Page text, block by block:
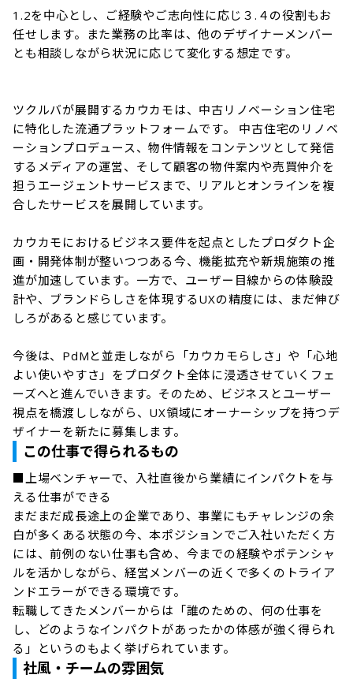
1.2を中心とし、ご経験やご志向性に応じ３.４の役割もお
任せします。また業務の比率は、他のデザイナーメンバー
とも相談しながら状況に応じて変化する想定です。
ツクルバが展開するカウカモは、中古リノベーション住宅
に特化した流通プラットフォームです。 中古住宅のリノベ
ーションプロデュース、物件情報をコンテンツとして発信
するメディアの運営、そして顧客の物件案内や売買仲介を
担うエージェントサービスまで、リアルとオンラインを複
合したサービスを展開しています。
カウカモにおけるビジネス要件を起点としたプロダクト企
画・開発体制が整いつつある今、機能拡充や新規施策の推
進が加速しています。一方で、ユーザー目線からの体験設
計や、ブランドらしさを体現するUXの精度には、まだ伸び
しろがあると感じています。
今後は、PdMと並走しながら「カウカモらしさ」や「心地
よい使いやすさ」をプロダクト全体に浸透させていくフェ
ーズへと進んでいきます。そのため、ビジネスとユーザー
視点を橋渡ししながら、UX領域にオーナーシップを持つデ
ザイナーを新たに募集します。
この仕事で得られるもの
■上場ベンチャーで、入社直後から業績にインパクトを与
える仕事ができる
まだまだ成長途上の企業であり、事業にもチャレンジの余
白が多くある状態の今、本ポジションでご入社いただく方
には、前例のない仕事も含め、今までの経験やポテンシャ
ルを活かしながら、経営メンバーの近くで多くのトライア
ンドエラーができる環境です。
転職してきたメンバーからは「誰のための、何の仕事を
し、どのようなインパクトがあったかの体感が強く得られ
る」というのもよく挙げられています。
社風・チームの雰囲気